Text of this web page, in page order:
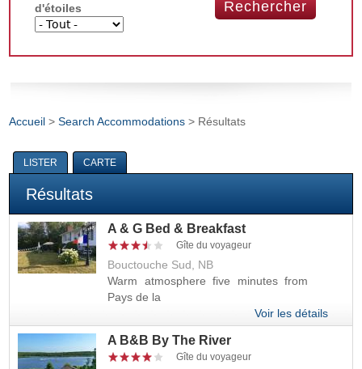
d'étoiles
Vous êtes ici
Accueil >Search Accommodations > Résultats
LISTER CARTE
Résultats
A & G Bed & Breakfast
Gîte du voyageur
Bouctouche Sud, NB
Warm atmosphere five minutes from
Pays de la
Voir les détails
A B&B By The River
Gîte du voyageur